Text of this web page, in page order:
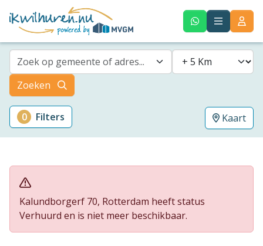
Zoek op gemeente of adres...
Zoeken
0 Filters Kaart
Kalundborgerf 70, Rotterdam heeft status
Verhuurd en is niet meer beschikbaar.